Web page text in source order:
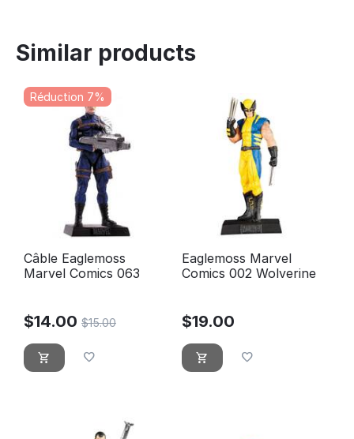
Similar products
Réduction 7%
Câble Eaglemoss
Marvel Comics 063
$14.00 $15.00
Eaglemoss Marvel
Comics 002 Wolverine
$19.00